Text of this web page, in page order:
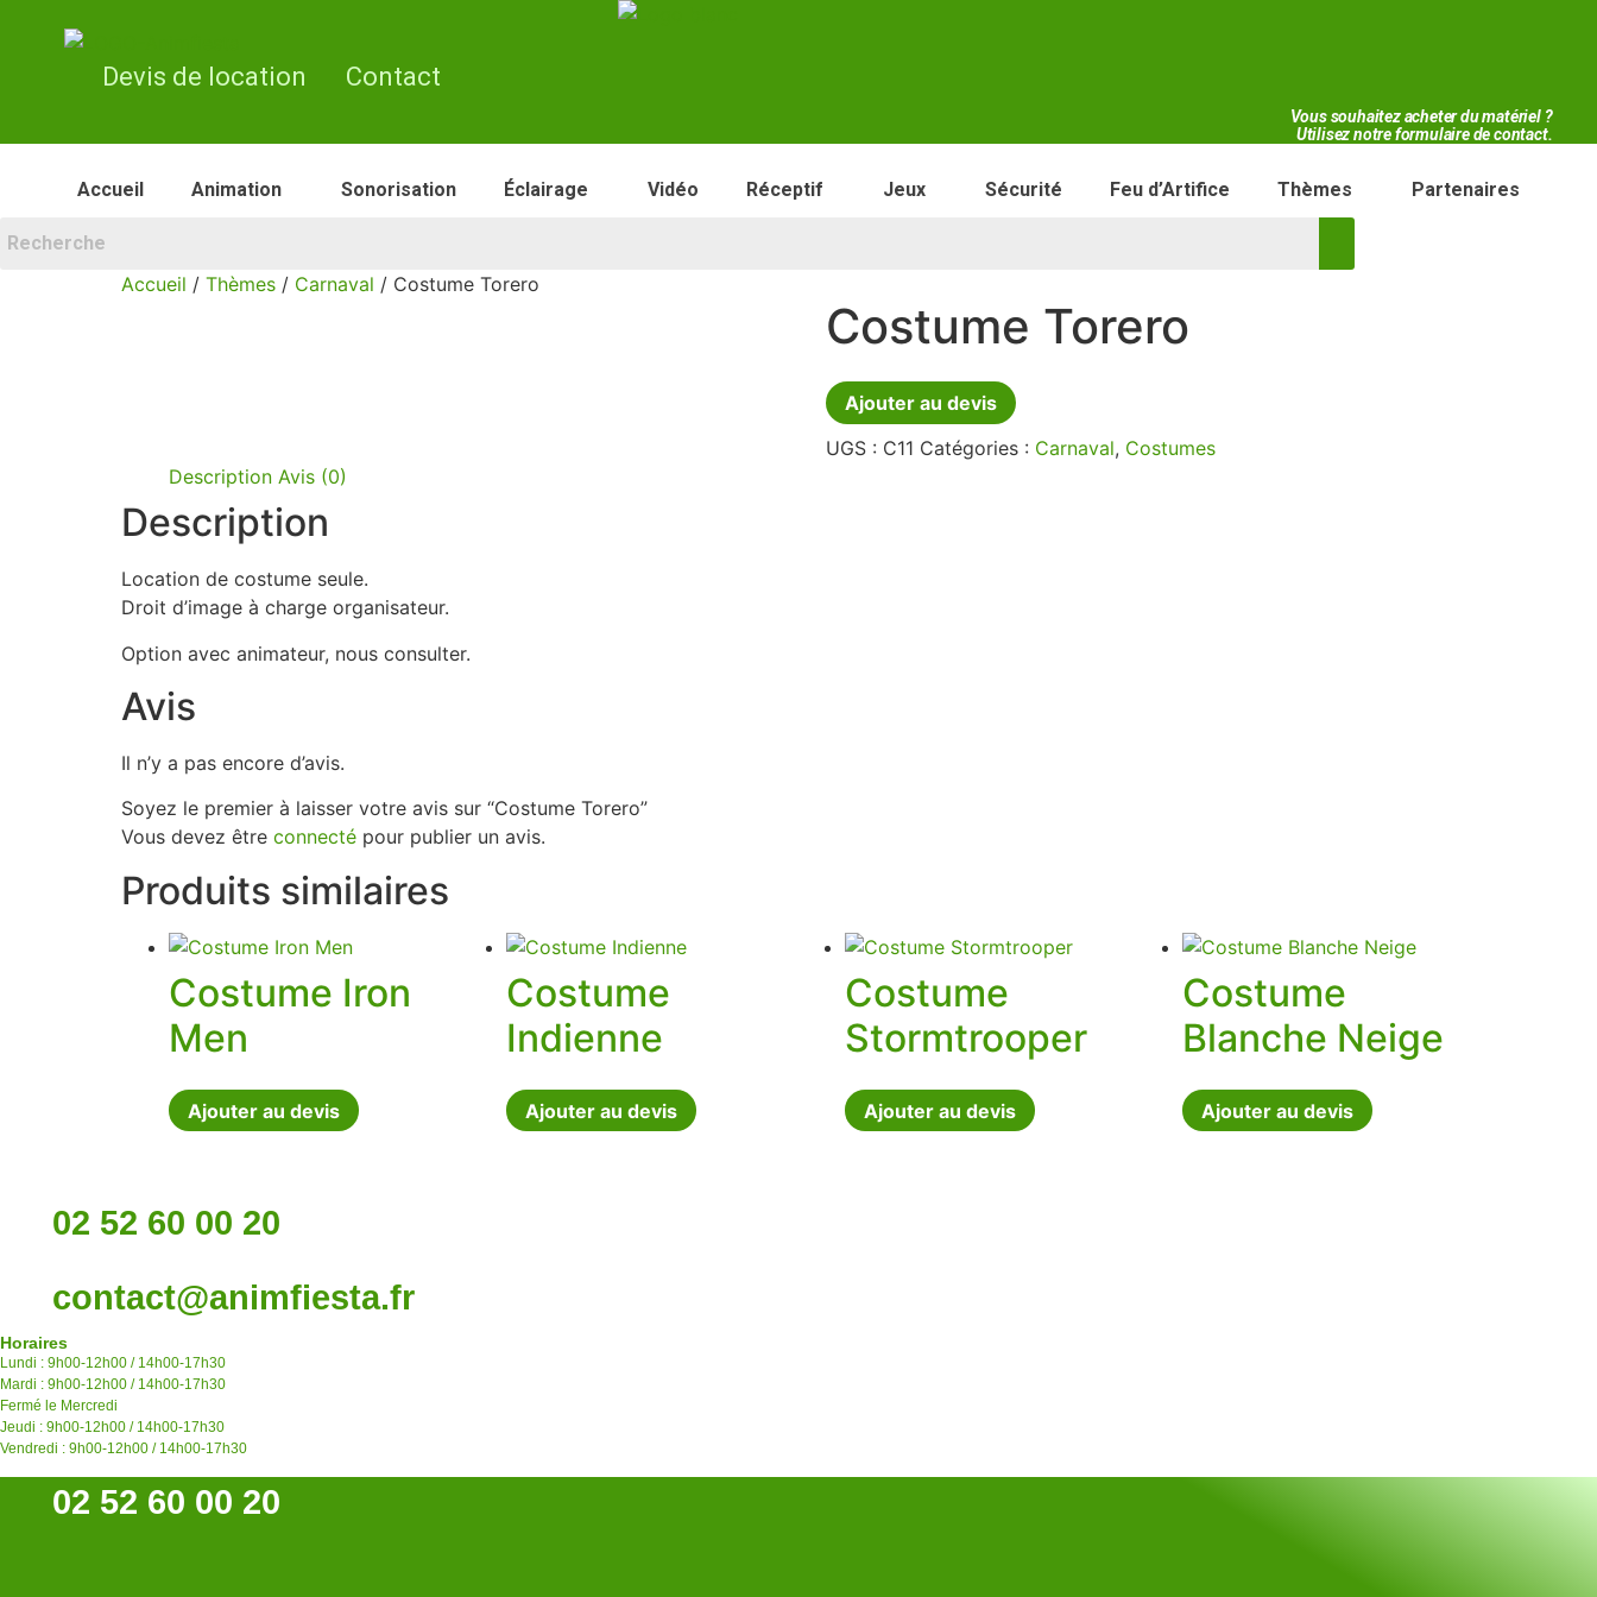
Devis de location Contact
Vous souhaitez acheter du matériel ?
Utilisez notre formulaire de contact.
Accueil Animation Sonorisation Éclairage Vidéo Réceptif Jeux Sécurité Feu d’Artifice Thèmes Partenaires
Accueil / Thèmes / Carnaval / Costume Torero
Costume Torero
Ajouter au devis
UGS : C11 Catégories : Carnaval, Costumes
Description Avis (0)
Description
Location de costume seule.
Droit d’image à charge organisateur.
Option avec animateur, nous consulter.
Avis
Il n’y a pas encore d’avis.
Soyez le premier à laisser votre avis sur “Costume Torero”
Vous devez être connecté pour publier un avis.
Produits similaires
Costume Iron
Men
Ajouter au devis
Costume
Indienne
Ajouter au devis
Costume
Stormtrooper
Ajouter au devis
Costume
Blanche Neige
Ajouter au devis
02 52 60 00 20
contact@animfiesta.fr
Horaires
Lundi : 9h00-12h00 / 14h00-17h30
Mardi : 9h00-12h00 / 14h00-17h30
Fermé le Mercredi
Jeudi : 9h00-12h00 / 14h00-17h30
Vendredi : 9h00-12h00 / 14h00-17h30
02 52 60 00 20